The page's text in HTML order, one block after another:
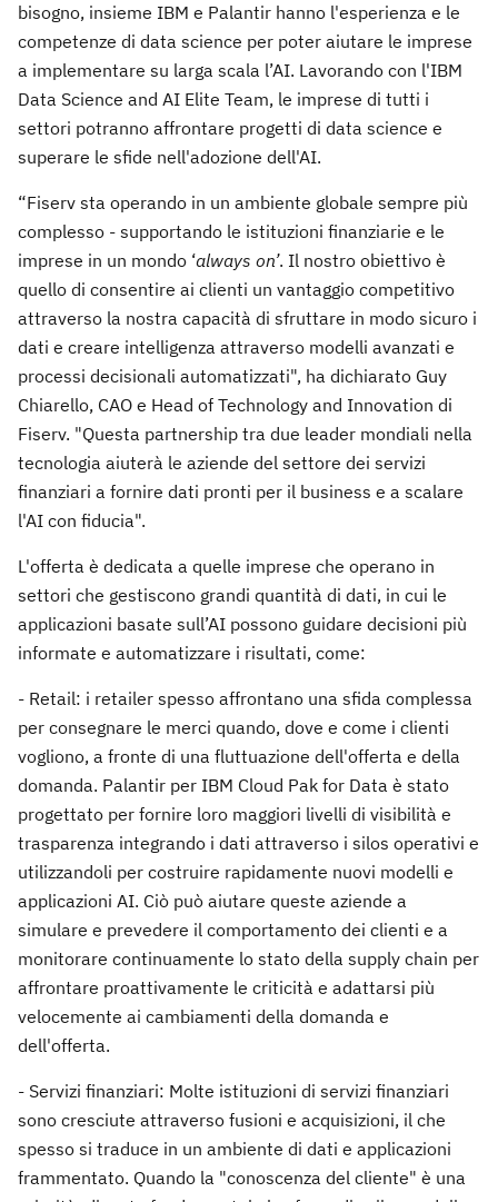
bisogno, insieme IBM e Palantir hanno l'esperienza e le
competenze di data science per poter aiutare le imprese
a implementare su larga scala l’AI. Lavorando con l'IBM
Data Science and AI Elite Team, le imprese di tutti i
settori potranno affrontare progetti di data science e
superare le sfide nell'adozione dell'AI.
“Fiserv sta operando in un ambiente globale sempre più
complesso - supportando le istituzioni finanziarie e le
imprese in un mondo ‘always on’. Il nostro obiettivo è
quello di consentire ai clienti un vantaggio competitivo
attraverso la nostra capacità di sfruttare in modo sicuro i
dati e creare intelligenza attraverso modelli avanzati e
processi decisionali automatizzati", ha dichiarato Guy
Chiarello, CAO e Head of Technology and Innovation di
Fiserv. "Questa partnership tra due leader mondiali nella
tecnologia aiuterà le aziende del settore dei servizi
finanziari a fornire dati pronti per il business e a scalare
l'AI con fiducia".
L'offerta è dedicata a quelle imprese che operano in
settori che gestiscono grandi quantità di dati, in cui le
applicazioni basate sull’AI possono guidare decisioni più
informate e automatizzare i risultati, come:
- Retail: i retailer spesso affrontano una sfida complessa
per consegnare le merci quando, dove e come i clienti
vogliono, a fronte di una fluttuazione dell'offerta e della
domanda. Palantir per IBM Cloud Pak for Data è stato
progettato per fornire loro maggiori livelli di visibilità e
trasparenza integrando i dati attraverso i silos operativi e
utilizzandoli per costruire rapidamente nuovi modelli e
applicazioni AI. Ciò può aiutare queste aziende a
simulare e prevedere il comportamento dei clienti e a
monitorare continuamente lo stato della supply chain per
affrontare proattivamente le criticità e adattarsi più
velocemente ai cambiamenti della domanda e
dell'offerta.
- Servizi finanziari: Molte istituzioni di servizi finanziari
sono cresciute attraverso fusioni e acquisizioni, il che
spesso si traduce in un ambiente di dati e applicazioni
frammentato. Quando la "conoscenza del cliente" è una